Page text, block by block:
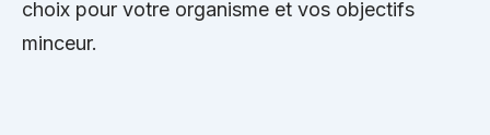
choix pour votre organisme et vos objectifs
minceur.